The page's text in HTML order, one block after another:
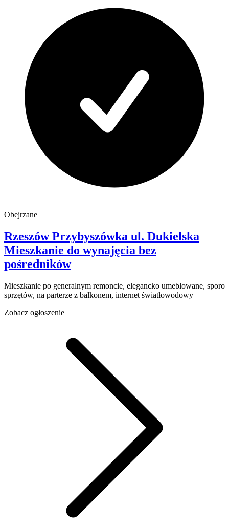
Obejrzane
Rzeszów Przybyszówka ul. Dukielska
Mieszkanie do wynajęcia bez
pośredników
Mieszkanie po generalnym remoncie, elegancko umeblowane, sporo
sprzętów, na parterze z balkonem, internet światłowodowy
Zobacz ogłoszenie